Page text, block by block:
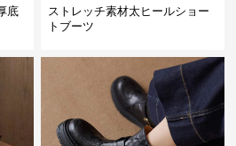
底
ストレッチ素材太ヒールショー
トブーツ